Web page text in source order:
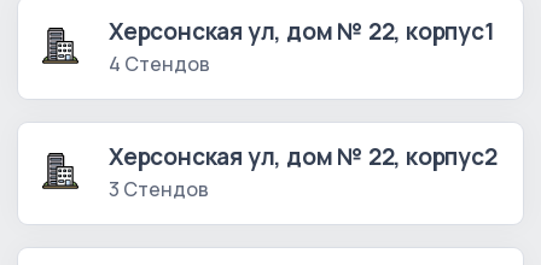
Херсонская ул, дом № 22, корпус1
4 Стендов
Херсонская ул, дом № 22, корпус2
3 Стендов